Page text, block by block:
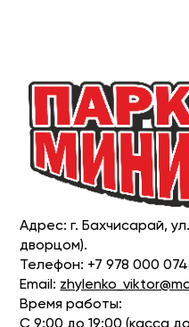
Адрес: г. Бахчисарай,
дворцом).
Телефон: +7 978 000
Email:
Время работы:
С 9:00 до 19:00 (касса